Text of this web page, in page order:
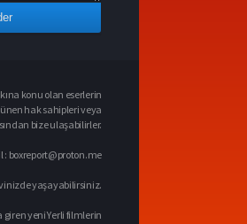
konu olan eserlerin
hak sahipleri veya
bize ulaşabilirler.
: boxreport@proton.me
yaşayabilirsiniz.
yeni Yerli filmlerin